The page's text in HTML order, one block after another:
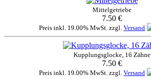
Mittelgetriebe
7.50 €
Preis inkl. 19.00% MwSt. zzgl. Versand
Kupplungsglocke, 16 Zähne
7.50 €
Preis inkl. 19.00% MwSt. zzgl. Versand